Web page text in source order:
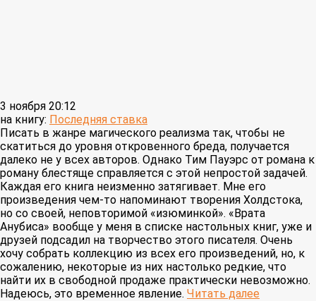
3 ноября 20:12
на книгу: Последняя ставка
Писать в жанре магического реализма так, чтобы не
скатиться до уровня откровенного бреда, получается
далеко не у всех авторов. Однако Тим Пауэрс от романа к
роману блестяще справляется с этой непростой задачей.
Каждая его книга неизменно затягивает. Мне его
произведения чем-то напоминают творения Холдстока,
но со своей, неповторимой «изюминкой». «Врата
Анубиса» вообще у меня в списке настольных книг, уже и
друзей подсадил на творчество этого писателя. Очень
хочу собрать коллекцию из всех его произведений, но, к
сожалению, некоторые из них настолько редкие, что
найти их в свободной продаже практически невозможно.
Надеюсь, это временное явление. Читать далее